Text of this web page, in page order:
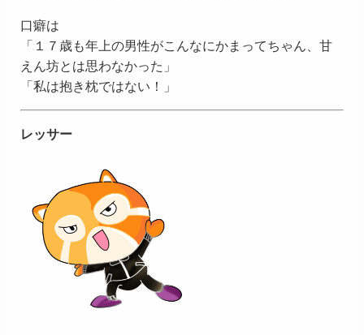
口癖は
「１７歳も年上の男性がこんなにかまってちゃん、甘
えん坊とは思わなかった」
「私は抱き枕ではない！」
レッサー